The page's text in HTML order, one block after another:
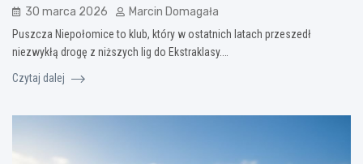
30 marca 2026 Marcin Domagała
Puszcza Niepołomice to klub, który w ostatnich latach przeszedł
niezwykłą drogę z niższych lig do Ekstraklasy.…
Czytaj dalej